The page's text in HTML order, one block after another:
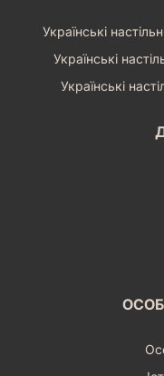
Українські
Українські
Українські